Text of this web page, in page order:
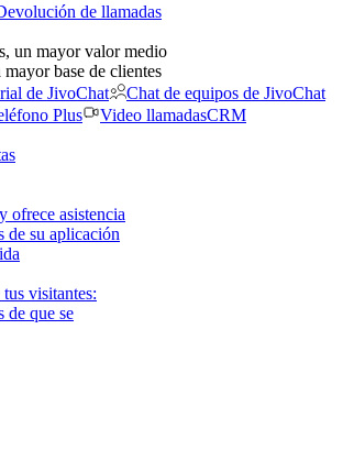
de llamadas
un mayor valor medio
base de clientes
de JivoChat
Chat de equipos de JivoChat
Plus Video llamadasCRM
ofrece asistencia
de su aplicación
visitantes:
de que se